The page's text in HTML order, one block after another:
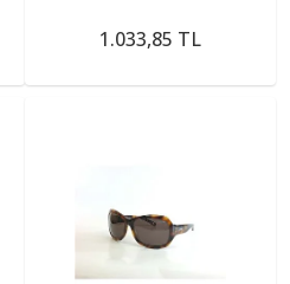
1.033,85 TL